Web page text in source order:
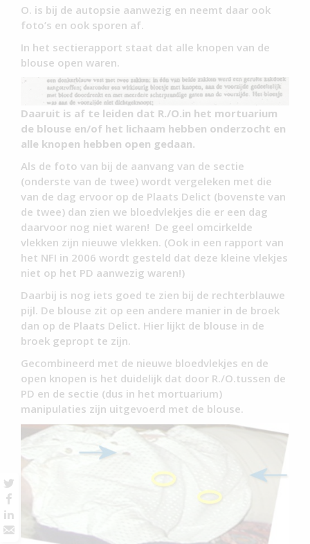
O. is bij de autopsie aanwezig en neemt daar ook
foto’s en ook sporen af.
In het sectierapport staat dat alle knopen van de
blouse open waren.
Daaruit is af te leiden dat R./O.in het mortuarium
de blouse en/of het lichaam hebben onderzocht en
alle knopen hebben open gedaan.
Als de foto van bij de aanvang van de sectie
(onderste van de twee) wordt vergeleken met die
van de dag ervoor op de Plaats Delict (bovenste van
de twee) dan zien we bloedvlekjes die er een dag
daarvoor nog niet waren! De geel omcirkelde
vlekken zijn nieuwe vlekken. (Ook in een rapport van
het NFI in 2006 wordt gesteld dat deze kleine vlekjes
niet op het PD aanwezig waren!)
Daarbij is nog iets goed te zien bij de rechterblauwe
pijl. De blouse zit op een andere manier in de broek
dan op de Plaats Delict. Hier lijkt de blouse in de
broek gepropt te zijn.
Gecombineerd met de nieuwe bloedvlekjes en de
open knopen is het duidelijk dat door R./O.tussen de
PD en de sectie (dus in het mortuarium)
manipulaties zijn uitgevoerd met de blouse.